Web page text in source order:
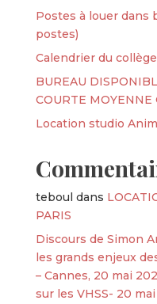
Postes à louer dans
postes)
Calendrier du
BUREAU
COURTE MOYENNE
Location studio
teboul dans
PARIS
Discours de Simon
les grands enjeux
– Cannes, 20 mai
sur les VHSS- 20